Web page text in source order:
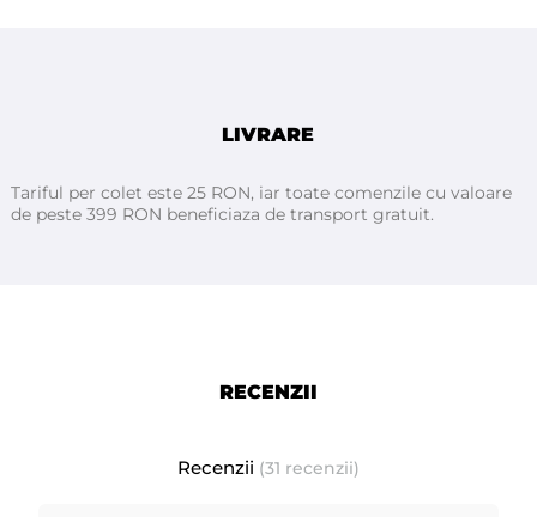
lichidelor și, pe de altă parte, oferă clientului / pacientului
Poate fi folosita in:
LIVRARE
Tariful per colet este 25 RON, iar toate comenzile cu valoare
de peste 399 RON beneficiaza de transport gratuit.
RECENZII
Recenzii (31 recenzii)